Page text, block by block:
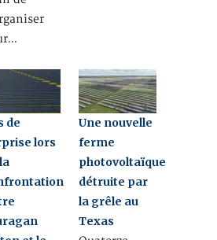
de
lors
Une nouvelle
ferme
photovoltaïque
détruite par
la grêle au
Texas